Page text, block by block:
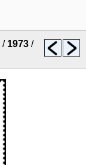
/ 1973 /